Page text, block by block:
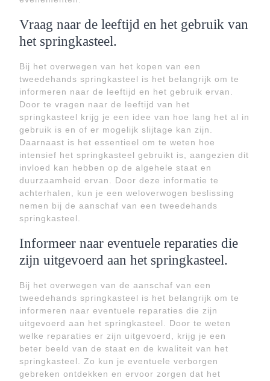
Vraag naar de leeftijd en het gebruik van
het springkasteel.
Bij het overwegen van het kopen van een
tweedehands springkasteel is het belangrijk om te
informeren naar de leeftijd en het gebruik ervan.
Door te vragen naar de leeftijd van het
springkasteel krijg je een idee van hoe lang het al in
gebruik is en of er mogelijk slijtage kan zijn.
Daarnaast is het essentieel om te weten hoe
intensief het springkasteel gebruikt is, aangezien dit
invloed kan hebben op de algehele staat en
duurzaamheid ervan. Door deze informatie te
achterhalen, kun je een weloverwogen beslissing
nemen bij de aanschaf van een tweedehands
springkasteel.
Informeer naar eventuele reparaties die
zijn uitgevoerd aan het springkasteel.
Bij het overwegen van de aanschaf van een
tweedehands springkasteel is het belangrijk om te
informeren naar eventuele reparaties die zijn
uitgevoerd aan het springkasteel. Door te weten
welke reparaties er zijn uitgevoerd, krijg je een
beter beeld van de staat en de kwaliteit van het
springkasteel. Zo kun je eventuele verborgen
gebreken ontdekken en ervoor zorgen dat het